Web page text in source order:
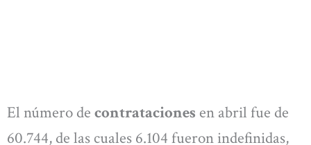
El número de contrataciones en abril fue de
60.744, de las cuales 6.104 fueron indefinidas,